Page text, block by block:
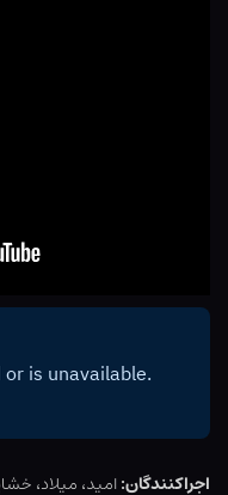
اجراکنندگان:امید، میلاد،